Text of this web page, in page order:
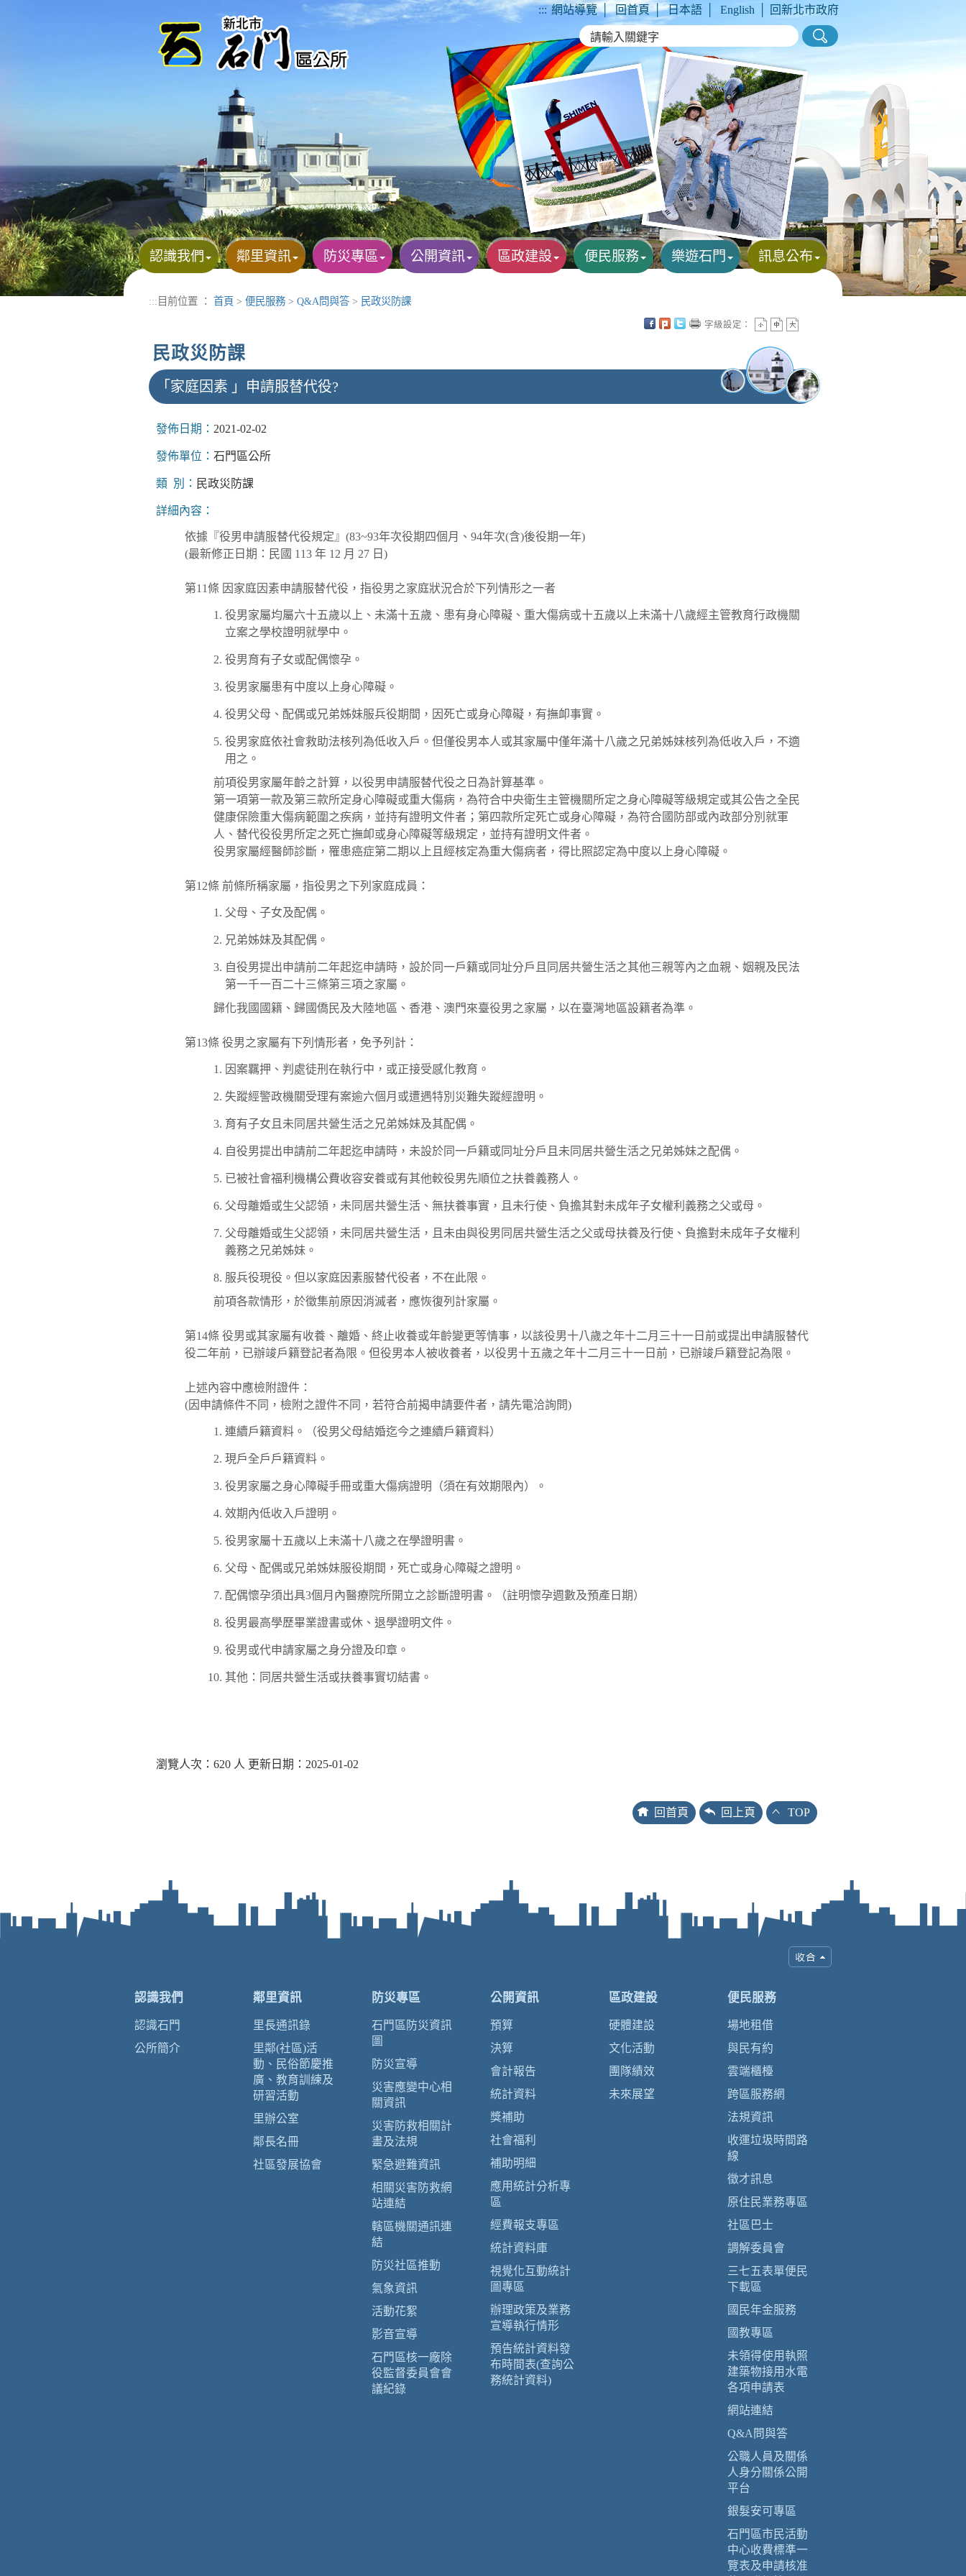
::: 網站導覽 │ 回首頁 │ 日本語 English 回新北市政府
認識我們 鄰里資訊 防災專區 公開資訊 區政建設 便民服務 樂遊石門 訊息公布
::: 目前位置 ： 首頁 > 便民服務 > Q&A問與答 > 民政災防課
民政災防課
字級設定：
「家庭因素 」申請服替代役?
發佈日期： 2021-02-02
發佈單位： 石門區公所
類 別： 民政災防課
詳細內容：
依據『役男申請服替代役規定』(83~93年次役期四個月、94年次(含)後役期一年)
(最新修正日期：民國 113 年 12 月 27 日)
第11條 因家庭因素申請服替代役，指役男之家庭狀況合於下列情形之一者
役男家屬均屬六十五歲以上、未滿十五歲、患有身心障礙、重大傷病或十五歲以上未滿十八歲經主管教育行政機關
立案之學校證明就學中。
役男育有子女或配偶懷孕。
役男家屬患有中度以上身心障礙。
役男父母、配偶或兄弟姊妹服兵役期間，因死亡或身心障礙，有撫卹事實。
役男家庭依社會救助法核列為低收入戶。但僅役男本人或其家屬中僅年滿十八歲之兄弟姊妹核列為低收入戶，不適
用之。
前項役男家屬年齡之計算，以役男申請服替代役之日為計算基準。
第一項第一款及第三款所定身心障礙或重大傷病，為符合中央衛生主管機關所定之身心障礙等級規定或其公告之全民
健康保險重大傷病範圍之疾病，並持有證明文件者；第四款所定死亡或身心障礙，為符合國防部或內政部分別就軍
人、替代役役男所定之死亡撫卹或身心障礙等級規定，並持有證明文件者。
役男家屬經醫師診斷，罹患癌症第二期以上且經核定為重大傷病者，得比照認定為中度以上身心障礙。
第12條 前條所稱家屬，指役男之下列家庭成員：
父母、子女及配偶。
兄弟姊妹及其配偶。
自役男提出申請前二年起迄申請時，設於同一戶籍或同址分戶且同居共營生活之其他三親等內之血親、姻親及民法
第一千一百二十三條第三項之家屬。
歸化我國國籍、歸國僑民及大陸地區、香港、澳門來臺役男之家屬，以在臺灣地區設籍者為準。
第13條 役男之家屬有下列情形者，免予列計：
因案羈押、判處徒刑在執行中，或正接受感化教育。
失蹤經警政機關受理有案逾六個月或遭遇特別災難失蹤經證明。
育有子女且未同居共營生活之兄弟姊妹及其配偶。
自役男提出申請前二年起迄申請時，未設於同一戶籍或同址分戶且未同居共營生活之兄弟姊妹之配偶。
已被社會福利機構公費收容安養或有其他較役男先順位之扶養義務人。
父母離婚或生父認領，未同居共營生活、無扶養事實，且未行使、負擔其對未成年子女權利義務之父或母。
父母離婚或生父認領，未同居共營生活，且未由與役男同居共營生活之父或母扶養及行使、負擔對未成年子女權利
義務之兄弟姊妹。
服兵役現役。但以家庭因素服替代役者，不在此限。
前項各款情形，於徵集前原因消滅者，應恢復列計家屬。
第14條 役男或其家屬有收養、離婚、終止收養或年齡變更等情事，以該役男十八歲之年十二月三十一日前或提出申請服替代
役二年前，已辦竣戶籍登記者為限。但役男本人被收養者，以役男十五歲之年十二月三十一日前，已辦竣戶籍登記為限。
上述內容中應檢附證件：
(因申請條件不同，檢附之證件不同，若符合前揭申請要件者，請先電洽詢問)
連續戶籍資料。（役男父母結婚迄今之連續戶籍資料）
現戶全戶戶籍資料。
役男家屬之身心障礙手冊或重大傷病證明（須在有效期限內）。
效期內低收入戶證明。
役男家屬十五歲以上未滿十八歲之在學證明書。
父母、配偶或兄弟姊妹服役期間，死亡或身心障礙之證明。
配偶懷孕須出具3個月內醫療院所開立之診斷證明書。（註明懷孕週數及預產日期）
役男最高學歷畢業證書或休、退學證明文件。
役男或代申請家屬之身分證及印章。
其他：同居共營生活或扶養事實切結書。
瀏覽人次：620 人 更新日期：2025-01-02
回首頁 回上頁 TOP
認識我們
認識石門
公所簡介
鄰里資訊
里長通訊錄
里鄰(社區)活
動、民俗節慶推
廣、教育訓練及
研習活動
里辦公室
鄰長名冊
社區發展協會
防災專區
石門區防災資訊
圖
防災宣導
災害應變中心相
關資訊
災害防救相關計
畫及法規
緊急避難資訊
相關災害防救網
站連結
轄區機關通訊連
結
防災社區推動
氣象資訊
活動花絮
影音宣導
石門區核一廠除
役監督委員會會
議紀錄
公開資訊
預算
決算
會計報告
統計資料
獎補助
社會福利
補助明細
應用統計分析專
區
經費報支專區
統計資料庫
視覺化互動統計
圖專區
辦理政策及業務
宣導執行情形
預告統計資料發
布時間表(查詢公
務統計資料)
區政建設
硬體建設
文化活動
團隊績效
未來展望
便民服務
場地租借
與民有約
雲端櫃檯
跨區服務網
法規資訊
收運垃圾時間路
線
徵才訊息
原住民業務專區
社區巴士
調解委員會
三七五表單便民
下載區
國民年金服務
國教專區
未領得使用執照
建築物接用水電
各項申請表
網站連結
Q&A問與答
公職人員及關係
人身分關係公開
平台
銀髮安可專區
石門區市民活動
中心收費標準一
覽表及申請核准